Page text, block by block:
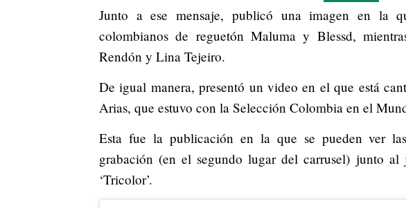
Junto a ese mensaje, publicó una imagen en la
colombianos de reguetón Maluma y Blessd,
Rendón y Lina Tejeiro.
De igual manera, presentó un video en el que está
Arias, que estuvo con la Selección Colombia en el
Esta fue la publicación en la que se pueden ver
grabación (en el segundo lugar del carrusel) junto
‘Tricolor’.